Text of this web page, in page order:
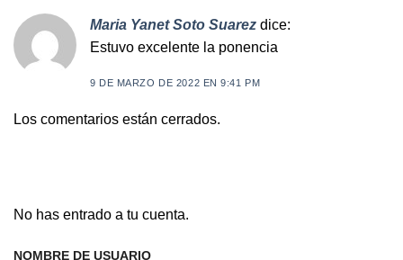
Maria Yanet Soto Suarez dice:
Estuvo excelente la ponencia
9 DE MARZO DE 2022 EN 9:41 PM
Los comentarios están cerrados.
No has entrado a tu cuenta.
NOMBRE DE USUARIO